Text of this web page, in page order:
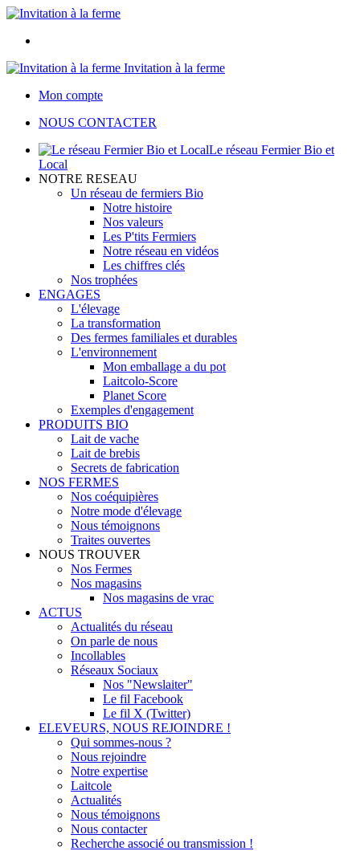
Invitation à la ferme
Mon compte
NOUS CONTACTER
Le réseau Fermier Bio et
Local
NOTRE RESEAU
Un réseau de fermiers Bio
Notre histoire
Nos valeurs
Les P'tits Fermiers
Notre réseau en vidéos
Les chiffres clés
Nos trophées
ENGAGES
L'élevage
La transformation
Des fermes familiales et durables
L'environnement
Mon emballage a du pot
Laitcolo-Score
Planet Score
Exemples d'engagement
PRODUITS BIO
Lait de vache
Lait de brebis
Secrets de fabrication
NOS FERMES
Nos coéquipières
Notre mode d'élevage
Nous témoignons
Traites ouvertes
NOUS TROUVER
Nos Fermes
Nos magasins
Nos magasins de vrac
ACTUS
Actualités du réseau
On parle de nous
Incollables
Réseaux Sociaux
Nos "Newslaiter"
Le fil Facebook
Le fil X (Twitter)
ELEVEURS, NOUS REJOINDRE !
Qui sommes-nous ?
Nous rejoindre
Notre expertise
Laitcole
Actualités
Nous témoignons
Nous contacter
Recherche associé ou transmission !